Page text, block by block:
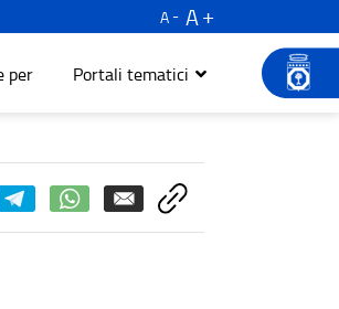
A
A
per Portali tematici